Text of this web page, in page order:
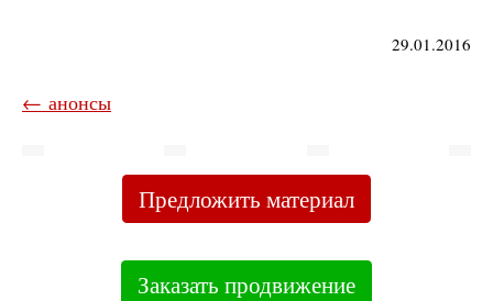
29.01.2016
← анонсы
Предложить материал
Заказать продвижение